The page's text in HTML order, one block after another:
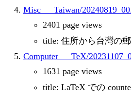
Misc___Taiwan/
2401 page views
title: 住所から台灣の
Computer___TeX/
1631 page views
title: LaTeX での